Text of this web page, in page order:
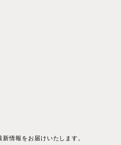
情報をお届けいたします。